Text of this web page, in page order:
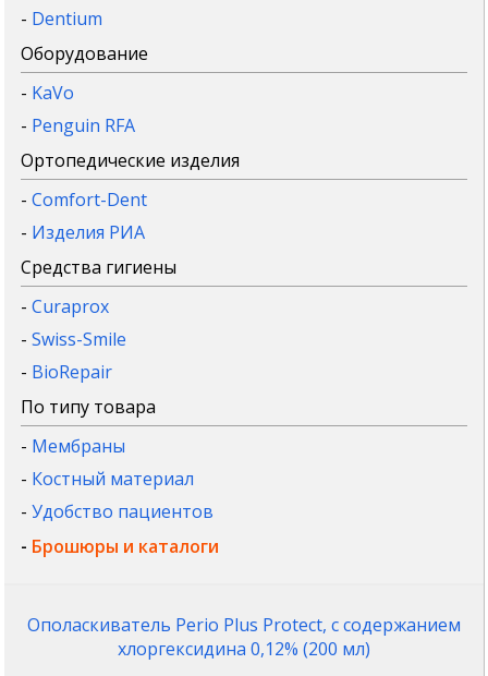
- Dentium
Оборудование
- KaVo
- Penguin RFA
Ортопедические изделия
-Comfort-Dent
- Изделия РИА
Средства гигиены
-Curaprox
-Swiss-Smile
- BioRepair
По типу товара
- Мембраны
- Костный материал
-Удобство пациентов
- Брошюры и каталоги
Ополаскиватель Perio Plus Protect, с содержанием
хлоргексидина 0,12% (200 мл)